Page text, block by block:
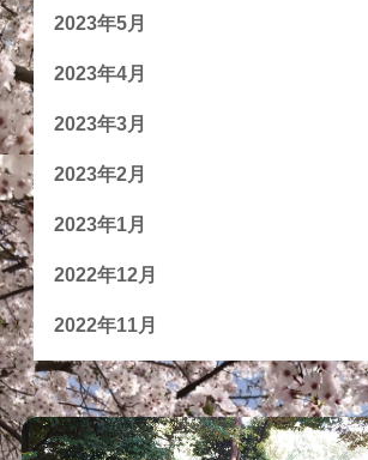
2023年5月
2023年4月
2023年3月
2023年2月
2023年1月
2022年12月
2022年11月